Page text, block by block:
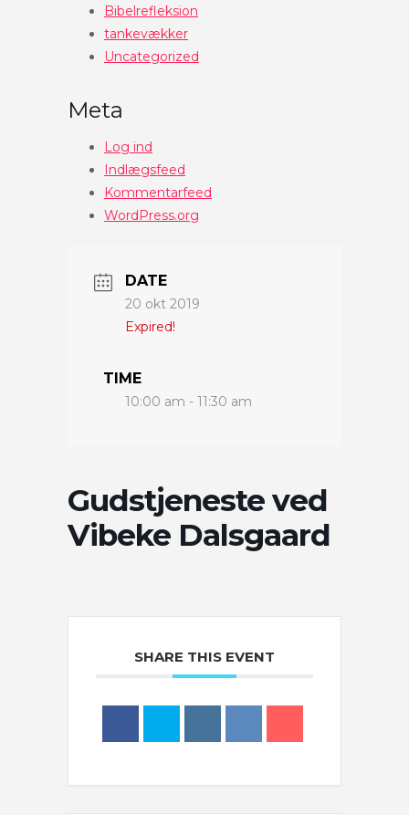
Bibelrefleksion
tankevækker
Uncategorized
Meta
Log ind
Indlægsfeed
Kommentarfeed
WordPress.org
DATE
20 okt 2019
Expired!
TIME
10:00 am - 11:30 am
Gudstjeneste ved
Vibeke Dalsgaard
SHARE THIS EVENT